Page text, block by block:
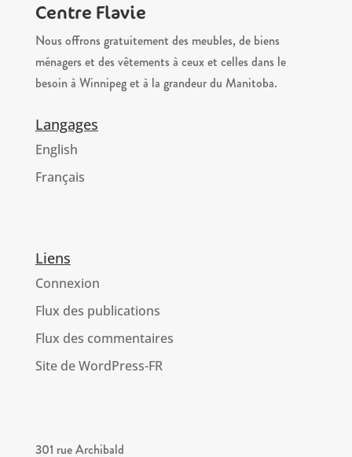
Centre Flavie
Nous offrons gratuitement des meubles, de biens
ménagers et des vêtements à ceux et celles dans le
besoin à Winnipeg et à la grandeur du Manitoba.
Langages
English
Français
Liens
Connexion
Flux des publications
Flux des commentaires
Site de WordPress-FR
301 rue Archibald